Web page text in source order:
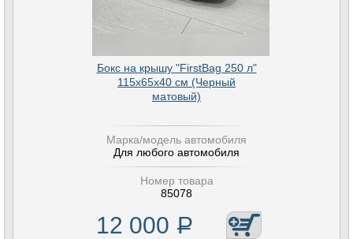
Бокс на крышу "FirstBag 250 л"
115х65х40 см (Черный
матовый)
Марка/модель автомобиля
Для любого автомобиля
Номер товара
85078
12 000 Р